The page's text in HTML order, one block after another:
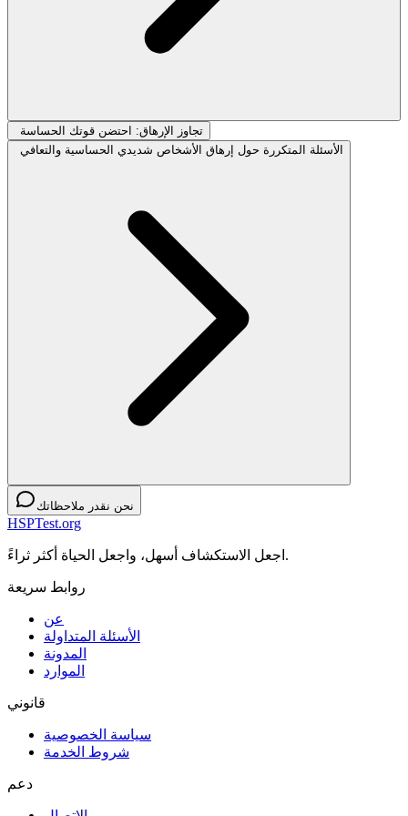
تجاوز الإرهاق: احتضن قوتك الحساسة
الأسئلة المتكررة حول إرهاق الأشخاص شديدي الحساسية والتعافي
نحن نقدر ملاحظاتك
HSPTest.org
اجعل الاستكشاف أسهل، واجعل الحياة أكثر ثراءً.
روابط سريعة
عن
الأسئلة المتداولة
المدونة
الموارد
قانوني
سياسة الخصوصية
شروط الخدمة
دعم